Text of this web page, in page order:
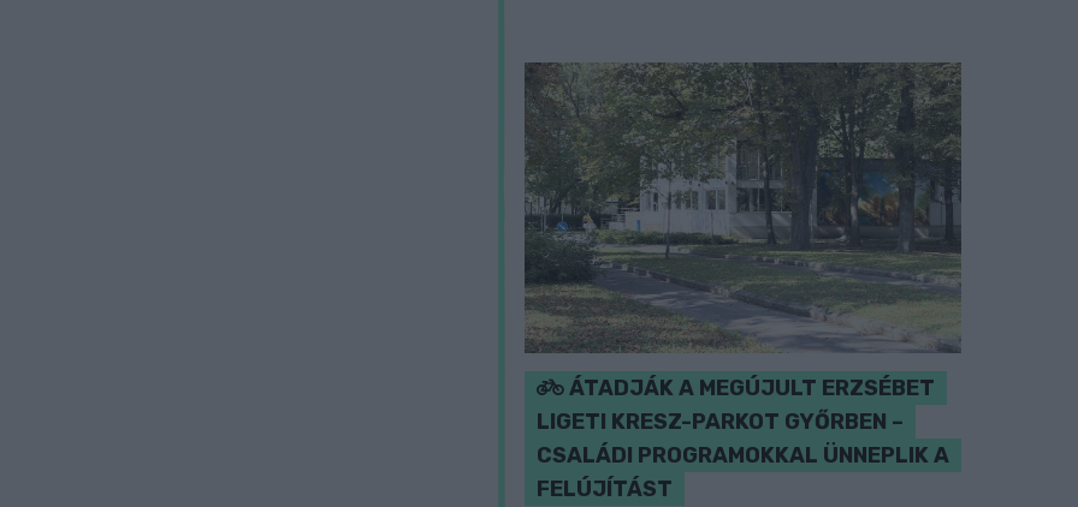
ÁTADJÁK A MEGÚJULT ERZSÉBET
LIGETI KRESZ-PARKOT GYŐRBEN –
CSALÁDI PROGRAMOKKAL ÜNNEPLIK A
FELÚJÍTÁST